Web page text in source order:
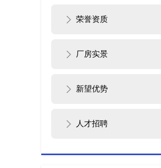
荣誉资质
厂房实景
新望优势
人才招聘